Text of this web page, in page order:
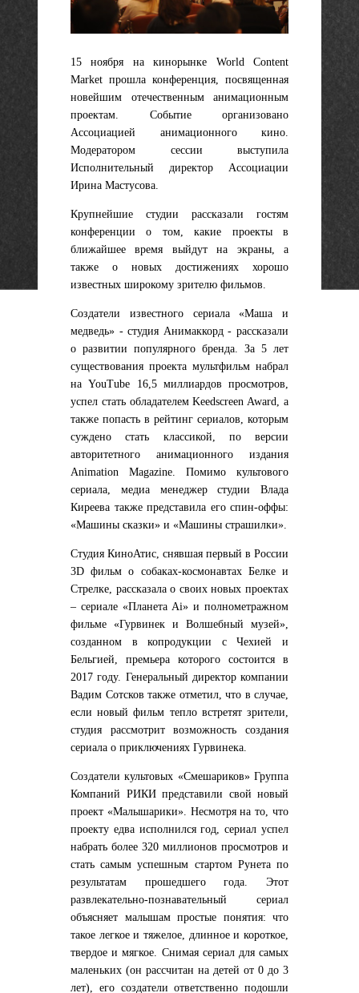
15 ноября на кинорынке World Сontent
Market прошла конференция, посвященная
новейшим отечественным анимационным
проектам. Событие организовано
Ассоциацией анимационного кино.
Модератором сессии выступила
Исполнительный директор Ассоциации
Ирина Мастусова.
Крупнейшие студии рассказали гостям
конференции о том, какие проекты в
ближайшее время выйдут на экраны, а
также о новых достижениях хорошо
известных широкому зрителю фильмов.
Создатели известного сериала «Маша и
медведь» - студия Анимаккорд - рассказали
о развитии популярного бренда. За 5 лет
существования проекта мультфильм набрал
на YouTube 16,5 миллиардов просмотров,
успел стать обладателем Keedscreen Award, а
также попасть в рейтинг сериалов, которым
суждено стать классикой, по версии
авторитетного анимационного издания
Animation Magazine. Помимо культового
сериала, медиа менеджер студии Влада
Киреева также представила его спин-оффы:
«Машины сказки» и «Машины страшилки».
Студия КиноАтис, снявшая первый в России
3D фильм о собаках-космонавтах Белке и
Стрелке, рассказала о своих новых проектах
– сериале «Планета Аi» и полнометражном
фильме «Гурвинек и Волшебный музей»,
созданном в копродукции с Чехией и
Бельгией, премьера которого состоится в
2017 году. Генеральный директор компании
Вадим Сотсков также отметил, что в случае,
если новый фильм тепло встретят зрители,
студия рассмотрит возможность создания
сериала о приключениях Гурвинека.
Создатели культовых «Смешариков» Группа
Компаний РИКИ представили свой новый
проект «Малышарики». Несмотря на то, что
проекту едва исполнился год, сериал успел
набрать более 320 миллионов просмотров и
стать самым успешным стартом Рунета по
результатам прошедшего года. Этот
развлекательно-познавательный сериал
объясняет малышам простые понятия: что
такое легкое и тяжелое, длинное и короткое,
твердое и мягкое. Снимая сериал для самых
маленьких (он рассчитан на детей от 0 до 3
лет), его создатели ответственно подошли